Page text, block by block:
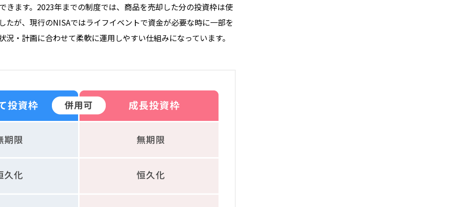
きます。2023年までの制度では、商品を売却した分の投資枠は使
たが、現行のNISAではライフイベントで資金が必要な時に一部を
・計画に合わせて柔軟に運用しやすい仕組みになっています。